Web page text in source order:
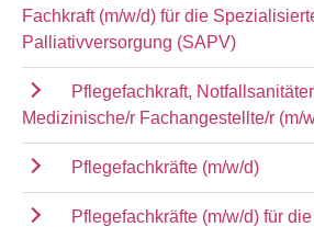
Fachkraft (m/w/d) für die
Palliativversorgung (SAPV)
Pflegefachkraft,
Medizinische/r Fachangestellte/r (m/
Pflegefachkräfte (m/w/d)
Pflegefachkräfte (m/w/d) für die